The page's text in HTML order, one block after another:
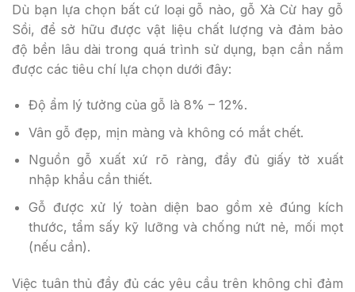
Dù bạn lựa chọn bất cứ loại gỗ nào, gỗ Xà Cừ hay gỗ
Sồi, để sở hữu được vật liệu chất lượng và đảm bảo
độ bền lâu dài trong quá trình sử dụng, bạn cần nắm
được các tiêu chí lựa chọn dưới đây:
Độ ẩm lý tưởng của gỗ là 8% – 12%.
Vân gỗ đẹp, mịn màng và không có mắt chết.
Nguồn gỗ xuất xứ rõ ràng, đầy đủ giấy tờ xuất
nhập khẩu cần thiết.
Gỗ được xử lý toàn diện bao gồm xẻ đúng kích
thước, tẩm sấy kỹ lưỡng và chống nứt nẻ, mối mọt
(nếu cần).
Việc tuân thủ đầy đủ các yêu cầu trên không chỉ đảm